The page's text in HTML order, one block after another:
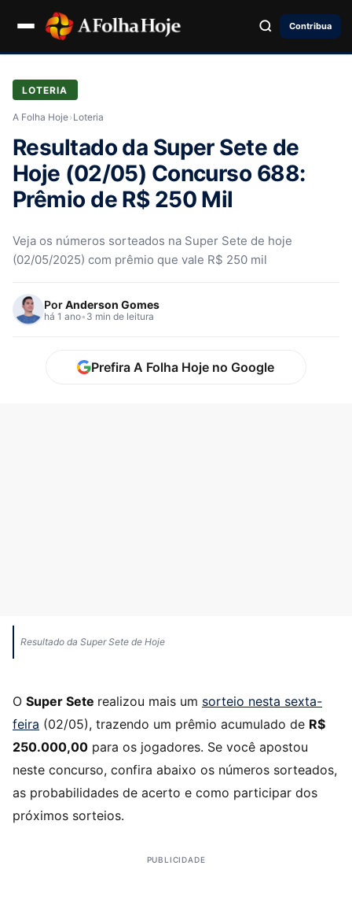
Contribua
LOTERIA
A Folha Hoje› Loteria
Resultado da Super Sete de
Hoje (02/05) Concurso 688:
Prêmio de R$ 250 Mil
Veja os números sorteados na Super Sete de hoje
(02/05/2025) com prêmio que vale R$ 250 mil
PorAnderson Gomes
há 1 ano• 3 min de leitura
Prefira A Folha Hoje no Google
Resultado da Super Sete de Hoje
Super Sete realizou mais um sorteio nesta sexta-
feira (02/05), trazendo um prêmio acumulado de R$
250.000,00 para os jogadores. Se você apostou
neste concurso, confira abaixo os números sorteados,
as probabilidades de acerto e como participar dos
próximos sorteios.
PUBLICIDADE